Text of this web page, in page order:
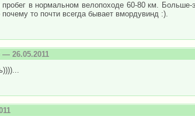
в нормальном велопоходе 60-80 км. Больше-
то почти всегда бывает вмордувинд :).
— 26.05.2011